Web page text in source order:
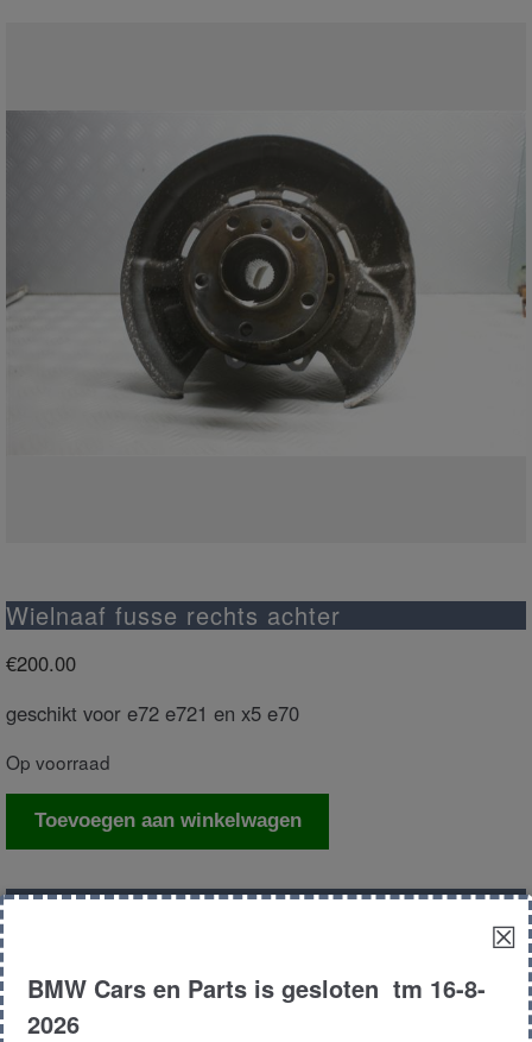
Wielnaaf fusse rechts achter
€200.00
geschikt voor e72 e721 en x5 e70
Op voorraad
Wielnaaf
achter
Toevoegen aan winkelwagen
Model :
☒
BMW Cars en Parts is gesloten tm 16-8-
2026